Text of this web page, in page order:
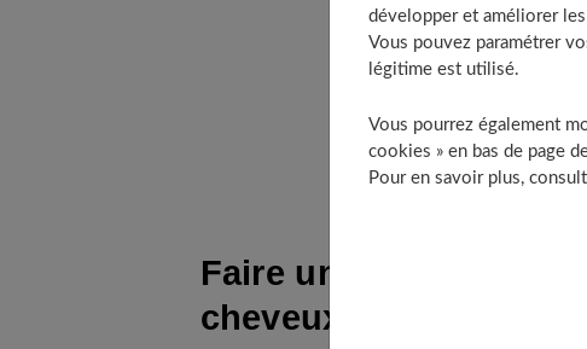
Profiter des bienfaits
Des cheveux plus
À découvrir aussi
Faire un diagnostic
cheveux et vos besoins
développer et améliorer
Vous pouvez paramétrer
légitime est utilisé.
Vous pourrez également
cookies » en bas de page
Pour en savoir plus,